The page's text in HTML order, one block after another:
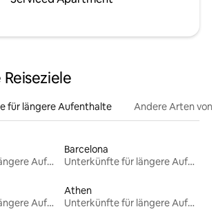
für längere Aufenthalte Andere Arten
Unterkünfte für längere Aufenthalte
Barcelona
Unterkünfte für längere Aufenthalte
Unterkünfte für längere Aufenthalte
Athen
Unterkünfte für längere Aufenthalte